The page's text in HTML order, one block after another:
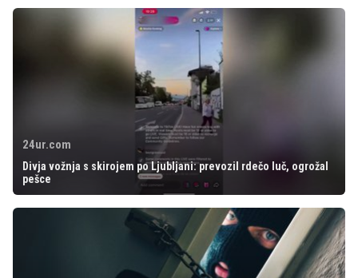
24ur.com
Divja vožnja s skirojem po Ljubljani: prevozil rdečo luč, ogrožal
pešce